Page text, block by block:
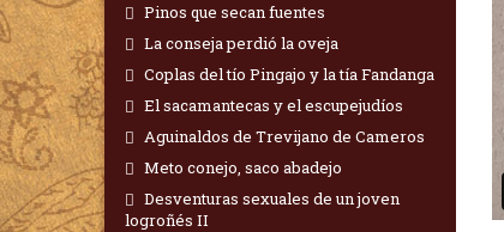
Pinos que secan fuentes
La conseja perdió la oveja
Coplas del tío Pingajo y la tía Fandanga
El sacamantecas y el escupejudíos
Aguinaldos de Trevijano de Cameros
Meto conejo, saco abadejo
Desventuras sexuales de un joven
logroñés II